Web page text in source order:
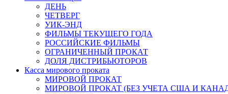
ДЕНЬ
ЧЕТВЕРГ
УИК-ЭНД
ФИЛЬМЫ ТЕКУЩЕГО ГОДА
РОССИЙСКИЕ ФИЛЬМЫ
ОГРАНИЧЕННЫЙ ПРОКАТ
ДОЛЯ ДИСТРИБЬЮТОРОВ
Касса мирового проката
МИРОВОЙ ПРОКАТ
МИРОВОЙ ПРОКАТ (БЕЗ УЧЕТА США И